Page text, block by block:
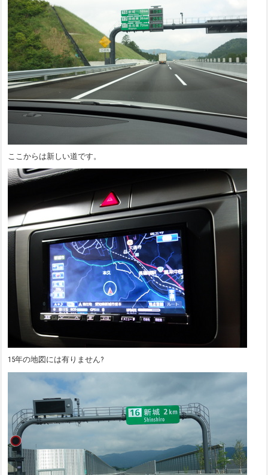
ここからは新しい道です。
15年の地図には有りません?